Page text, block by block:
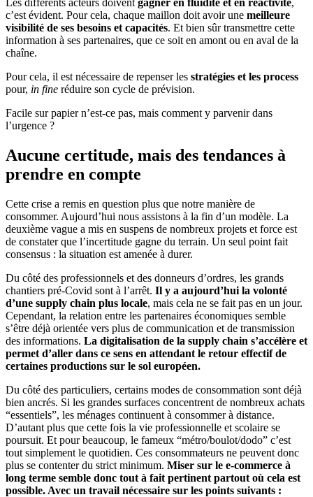
Les différents acteurs doivent gagner en fluidité et en réactivité,
c’est évident. Pour cela, chaque maillon doit avoir une meilleure
visibilité de ses besoins et capacités. Et bien sûr transmettre cette
information à ses partenaires, que ce soit en amont ou en aval de la
chaîne.
Pour cela, il est nécessaire de repenser les stratégies et les process
pour, in fine réduire son cycle de prévision.
Facile sur papier n’est-ce pas, mais comment y parvenir dans
l’urgence ?
Aucune certitude, mais des tendances à
prendre en compte
Cette crise a remis en question plus que notre manière de
consommer. Aujourd’hui nous assistons à la fin d’un modèle. La
deuxième vague a mis en suspens de nombreux projets et force est
de constater que l’incertitude gagne du terrain. Un seul point fait
consensus : la situation est amenée à durer.
Du côté des professionnels et des donneurs d’ordres, les grands
chantiers pré-Covid sont à l’arrêt. Il y a aujourd’hui la volonté
d’une supply chain plus locale, mais cela ne se fait pas en un jour.
Cependant, la relation entre les partenaires économiques semble
s’être déjà orientée vers plus de communication et de transmission
des informations. La digitalisation de la supply chain s’accélère et
permet d’aller dans ce sens en attendant le retour effectif de
certaines productions sur le sol européen.
Du côté des particuliers, certains modes de consommation sont déjà
bien ancrés. Si les grandes surfaces concentrent de nombreux achats
“essentiels”, les ménages continuent à consommer à distance.
D’autant plus que cette fois la vie professionnelle et scolaire se
poursuit. Et pour beaucoup, le fameux “métro/boulot/dodo” c’est
tout simplement le quotidien. Ces consommateurs ne peuvent donc
plus se contenter du strict minimum. Miser sur le e-commerce à
long terme semble donc tout à fait pertinent partout où cela est
possible. Avec un travail nécessaire sur les points suivants :